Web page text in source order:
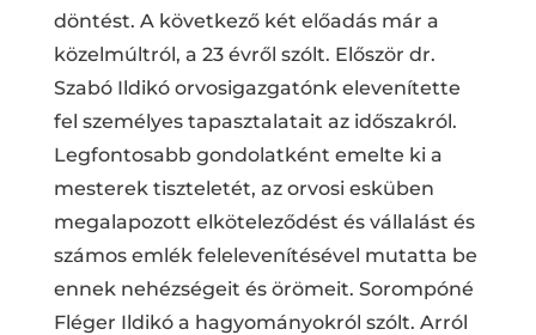
döntést. A következő két előadás már a
közelmúltról, a 23 évről szólt. Először dr.
Szabó Ildikó orvosigazgatónk elevenítette
fel személyes tapasztalatait az időszakról.
Legfontosabb gondolatként emelte ki a
mesterek tiszteletét, az orvosi esküben
megalapozott elköteleződést és vállalást és
számos emlék felelevenítésével mutatta be
ennek nehézségeit és örömeit. Sorompóné
Fléger Ildikó a hagyományokról szólt. Arról